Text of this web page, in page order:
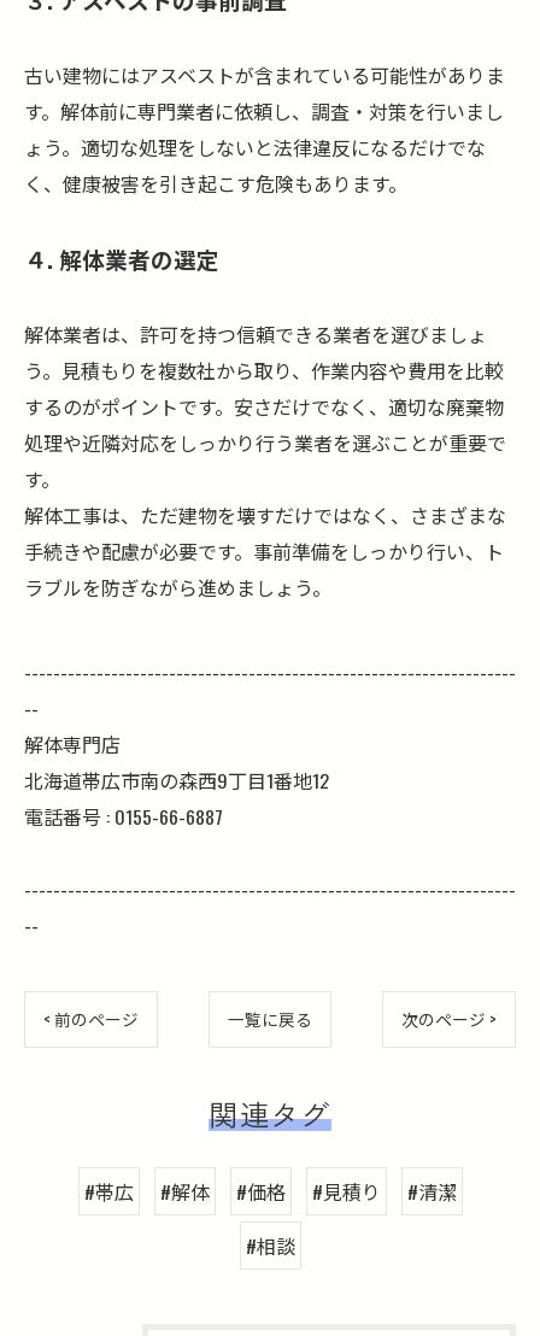
古い建物にはアスベストが含まれている可能性がありま
す。解体前に専門業者に依頼し、調査・対策を行いまし
ょう。適切な処理をしないと法律違反になるだけでな
く、健康被害を引き起こす危険もあります。
４. 解体業者の選定
解体業者は、許可を持つ信頼できる業者を選びましょ
う。見積もりを複数社から取り、作業内容や費用を比較
するのがポイントです。安さだけでなく、適切な廃棄物
処理や近隣対応をしっかり行う業者を選ぶことが重要で
す。
解体工事は、ただ建物を壊すだけではなく、さまざまな
手続きや配慮が必要です。事前準備をしっかり行い、ト
ラブルを防ぎながら進めましょう。
--------------------------------------------------------------------
--
解体専門店
北海道帯広市南の森西9丁目1番地12
電話番号 : 0155-66-6887
--------------------------------------------------------------------
--
< 前のページ 一覧に戻る 次のページ >
関連タグ
#帯広 #解体 #価格 #見積り
#清潔
#相談